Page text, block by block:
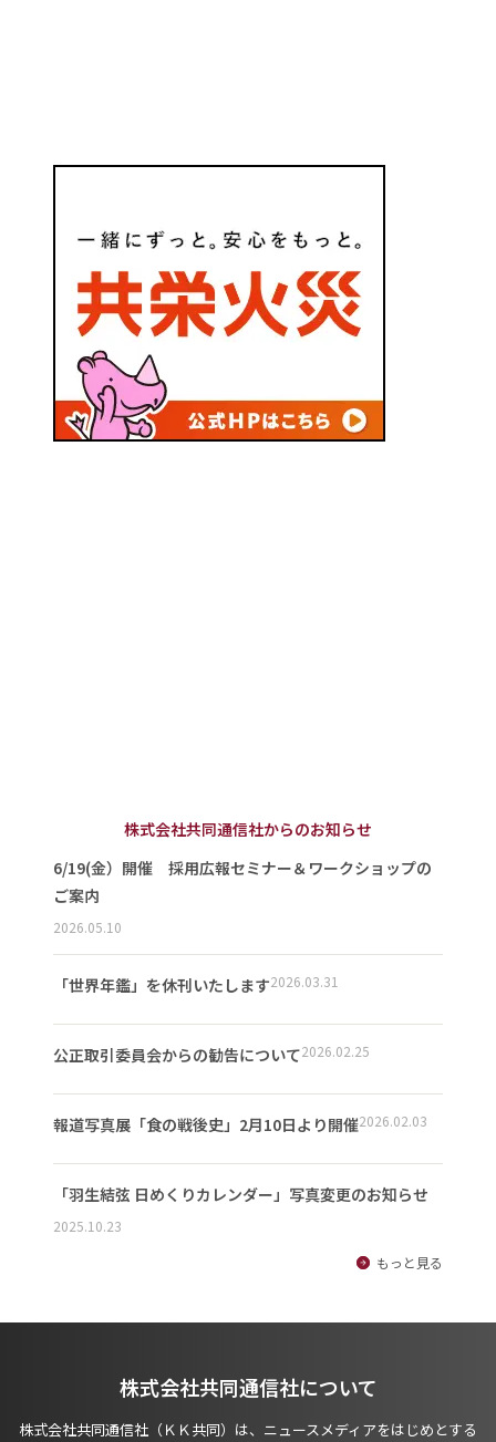
株式会社共同通信社からのお知らせ
6/19(金）開催 採用広報セミナー＆ワークショップの
ご案内
2026.05.10
「世界年鑑」を休刊いたします2026.03.31
公正取引委員会からの勧告について2026.02.25
報道写真展「食の戦後史」2月10日より開催2026.02.03
「羽生結弦 日めくりカレンダー」写真変更のお知らせ
2025.10.23
もっと見る
株式会社共同通信社について
株式会社共同通信社（ＫＫ共同）は、ニュースメディアをはじめとする